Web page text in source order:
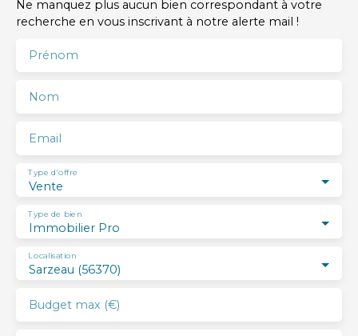
Ne manquez plus aucun bien correspondant à votre
recherche en vous inscrivant à notre alerte mail !
Prénom
Nom
Email
Vente
Type d'offre
Immobilier Pro
Type de bien
Sarzeau (56370)
Localisation
Budget max (€)